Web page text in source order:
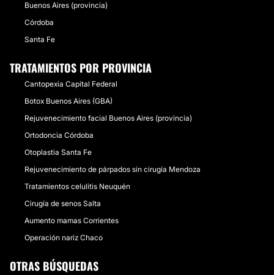
Buenos Aires (provincia)
Córdoba
Santa Fe
TRATAMIENTOS POR PROVINCIA
Cantopexia Capital Federal
Botox Buenos Aires (GBA)
Rejuvenecimiento facial Buenos Aires (provincia)
Ortodoncia Córdoba
Otoplastia Santa Fe
Rejuvenecimiento de párpados sin cirugía Mendoza
Tratamientos celulitis Neuquén
Cirugía de senos Salta
Aumento mamas Corrientes
Operación nariz Chaco
OTRAS BÚSQUEDAS